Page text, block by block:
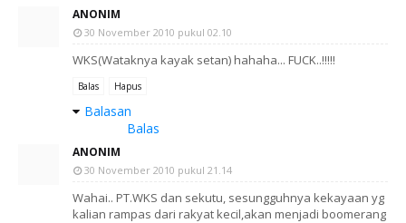
ANONIM
30 November 2010 pukul 02.10
WKS(Wataknya kayak setan) hahaha... FUCK..!!!!!
Balas Hapus
Balasan
Balas
ANONIM
30 November 2010 pukul 21.14
Wahai.. PT.WKS dan sekutu, sesungguhnya kekayaan yg
kalian rampas dari rakyat kecil,akan menjadi boomerang